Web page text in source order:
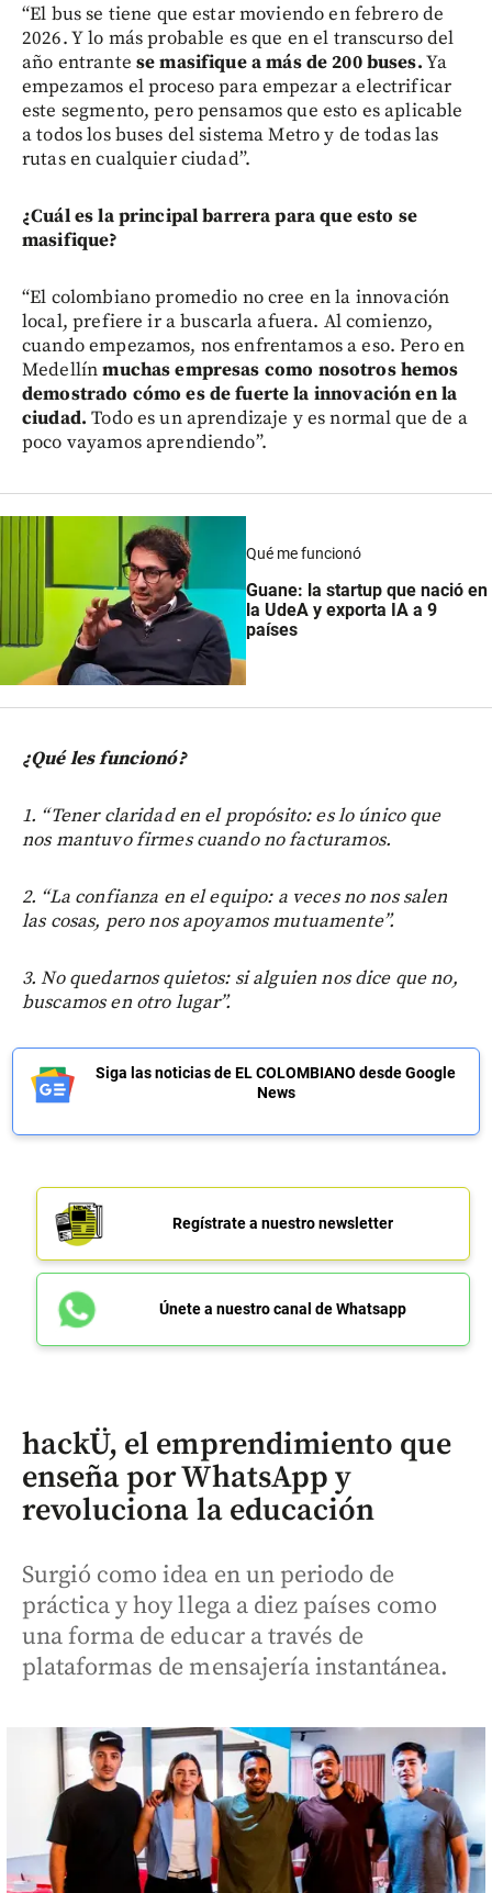
“El bus se tiene que estar moviendo en febrero de
2026. Y lo más probable es que en el transcurso del
año entrante se masifique a más de 200 buses.Ya
empezamos el proceso para empezar a electrificar
este segmento, pero pensamos que esto es aplicable
a todos los buses del sistema Metro y de todas las
rutas en cualquier ciudad”.
¿Cuál es la principal barrera para que esto se
masifique?
“El colombiano promedio no cree en la innovación
local, prefiere ir a buscarla afuera. Al comienzo,
cuando empezamos, nos enfrentamos a eso. Pero en
Medellínmuchas empresas como nosotros hemos
demostrado cómo es de fuerte la innovación en la
ciudad.Todo es un aprendizaje y es normal que de a
poco vayamos aprendiendo”.
Qué me funcionó
Guane: la startup que nació en
la UdeA y exporta IA a 9
países
¿Qué les funcionó?
1. “Tener claridad en el propósito: es lo único que
nos mantuvo firmes cuando no facturamos.
2. “La confianza en el equipo: a veces no nos salen
las cosas, pero nos apoyamos mutuamente”.
3. No quedarnos quietos: si alguien nos dice que no,
buscamos en otro lugar”.
Siga las noticias de EL COLOMBIANO desde Google
News
Regístrate a nuestro newsletter
Únete a nuestro canal de Whatsapp
hackÜ, el emprendimiento que
enseña por WhatsApp y
revoluciona la educación
Surgió como idea en un periodo de
práctica y hoy llega a diez países como
una forma de educar a través de
plataformas de mensajería instantánea.